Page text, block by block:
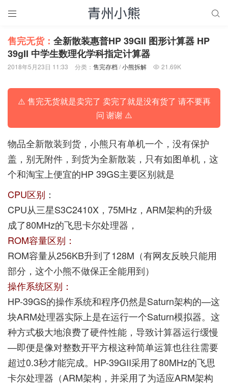
 
售完无货： 全新散装惠普HP 39GII 图形计算器 HP
39gII 中学生数理化学科指定计算器
2018年5月23日 11:33 分类： 售完存档/小熊拆解  21.69K
⚠️ 售完无货就是卖完了 卖完了就是没有货了 请不要再
问 谢谢 ⚠️
物品全新散装到货，小熊只有单机一个，没有保护
盖，别无附件，到货为全新散装，只有如图单机，这
个和淘宝上便宜的HP 39GS主要区别就是
CPU区别 ：
CPU从三星S3C2410X，75MHz，ARM架构的升级
成了80MHz的飞思卡尔处理器，
ROM容量区别：
ROM容量从256KB升到了128M（有网友反映只能用
部分，这个小熊不做保正全能用到）
操作系统区别：
HP-39GS的操作系统和程序仍然是Saturn架构的—这
块ARM处理器实际上是在运行一个Saturn模拟器。这
种方式极大地浪费了硬件性能，导致计算器运行缓慢
—即便是像对整数开平方根这种简单运算也往往需要
超过0.3秒才能完成。HP-39GII采用了80MHz的飞思
卡尔处理器（ARM架构，并采用了为适应ARM架构